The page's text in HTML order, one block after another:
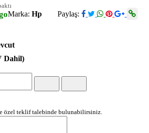
Paylaş:
Marka: Hp
Dahil)
özel teklif talebinde bulunabilirsiniz.